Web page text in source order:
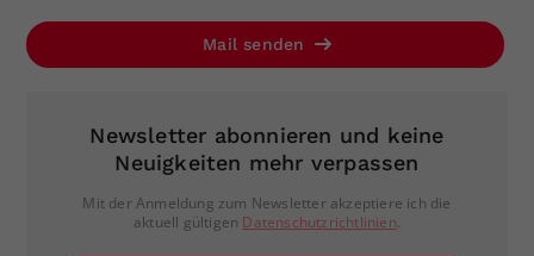
Mail senden
Newsletter abonnieren und keine
Neuigkeiten mehr verpassen
Mit der Anmeldung zum Newsletter akzeptiere ich die
aktuell gültigen Datenschutzrichtlinien.